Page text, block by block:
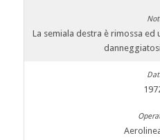
La semiala destra è rimossa ed